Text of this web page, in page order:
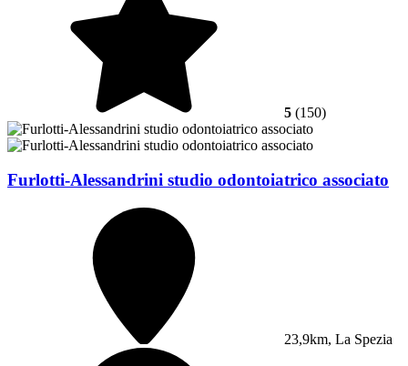
5 (150)
Furlotti-Alessandrini studio odontoiatrico associato
23,9km, La Spezia